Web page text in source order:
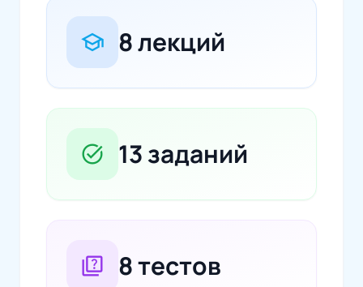
school 8 лекций
task_alt 13 заданий
quiz 8 тестов